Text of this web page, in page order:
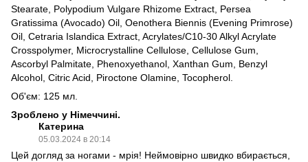
Stearate, Polypodium Vulgare Rhizome Extract, Persea
Gratissima (Avocado) Oil, Oenothera Biennis (Evening Primrose)
Oil, Cetraria Islandica Extract, Acrylates/C10-30 Alkyl Acrylate
Crosspolymer, Microcrystalline Cellulose, Cellulose Gum,
Ascorbyl Palmitate, Phenoxyethanol, Xanthan Gum, Benzyl
Alcohol, Citric Acid, Piroctone Olamine, Tocopherol.
Об'єм: 125 мл.
Зроблено у Німеччині.
Катерина
05.03.2024 в 20:14
Цей догляд за ногами - мрія! Неймовірно швидко вбирається,